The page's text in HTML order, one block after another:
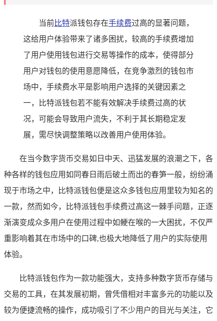
当前比特派钱包存在手续费过高的显著问题，
这给用户体验带来了诸多困扰，较高的手续费增加
了用户使用钱包进行交易等操作的成本，使得部分
用户对钱包的使用意愿降低，在竞争激烈的钱包市
场中，手续费水平是影响用户选择的关键因素之
一，比特派钱包若不能有效解决手续费过高的状
况，可能会导致用户流失，不利于其长期稳定发
展，需尽快调整策略以改善用户使用体验。
在当今数字货币交易如日中天、迅猛发展的浪潮之下，各
种各样的钱包应用如同春日雨后破土而出的春笋一般，纷纷涌
现于市场之中，比特派钱包便是这众多钱包应用里较为知名的
一款，然而如今，比特派钱包手续费过高这一棘手问题，正逐
渐演变成众多用户在使用过程中如鲠在喉的一大困扰，不仅严
重影响着其在市场中的口碑,也极大地降低了用户的实际使用
体验。
比特派钱包作为一款功能强大，支持多种数字货币存储与
交易的工具，在其发展初期，曾凭借相对丰富多元的功能以及
较为便捷流畅的操作，成功吸引了不少用户的目光与关注，它